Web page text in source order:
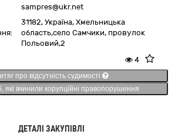
sampres@ukr.net
31182, Україна, Хмельницька
область,село Самчики, провулок
Польовий,2
4
про відсутність судимості
які вчинили корупційні правопорушення
ДЕТАЛІ ЗАКУПІВЛІ